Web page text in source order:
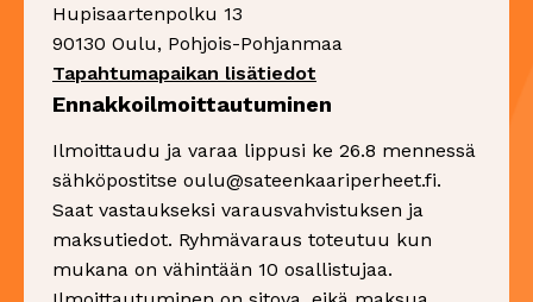
Hupisaartenpolku 13
90130 Oulu, Pohjois-Pohjanmaa
Tapahtumapaikan lisätiedot
Ennakkoilmoittautuminen
Ilmoittaudu ja varaa lippusi ke 26.8 mennessä
sähköpostitse oulu@sateenkaariperheet.fi.
Saat vastaukseksi varausvahvistuksen ja
maksutiedot. Ryhmävaraus toteutuu kun
mukana on vähintään 10 osallistujaa.